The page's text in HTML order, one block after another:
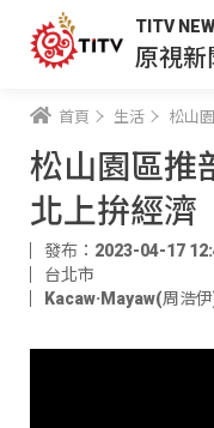
TITV
原視新
首頁 生活 松山
松山園區推
北上拚經濟
發布：2023-04-17
台北市
Kacaw·Mayaw(周浩